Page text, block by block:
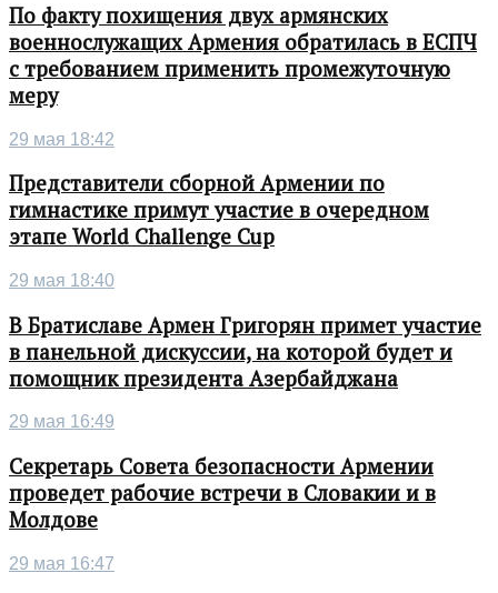
По факту похищения двух армянских
военнослужащих Армения обратилась в ЕСПЧ
с требованием применить промежуточную
меру
29 мая 18:42
Представители сборной Армении по
гимнастике примут участие в очередном
этапе World Challenge Cup
29 мая 18:40
В Братиславе Армен Григорян примет участие
в панельной дискуссии, на которой будет и
помощник президента Азербайджана
29 мая 16:49
Секретарь Совета безопасности Армении
проведет рабочие встречи в Словакии и в
Молдове
29 мая 16:47